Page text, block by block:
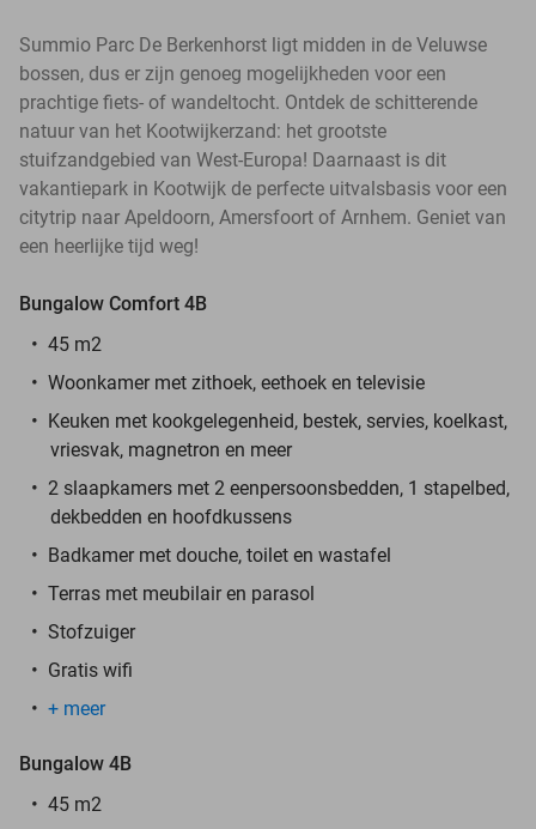
Summio Parc De Berkenhorst ligt midden in de Veluwse
bossen, dus er zijn genoeg mogelijkheden voor een
prachtige fiets- of wandeltocht. Ontdek de schitterende
natuur van het Kootwijkerzand: het grootste
stuifzandgebied van West-Europa! Daarnaast is dit
vakantiepark in Kootwijk de perfecte uitvalsbasis voor een
citytrip naar Apeldoorn, Amersfoort of Arnhem. Geniet van
een heerlijke tijd weg!
Bungalow Comfort 4B
45 m2
Woonkamer met zithoek, eethoek en televisie
Keuken met kookgelegenheid, bestek, servies, koelkast,
vriesvak, magnetron en meer
2 slaapkamers met 2 eenpersoonsbedden, 1 stapelbed,
dekbedden en hoofdkussens
Badkamer met douche, toilet en wastafel
Terras met meubilair en parasol
Stofzuiger
Gratis wifi
+ meer
Bungalow 4B
45 m2